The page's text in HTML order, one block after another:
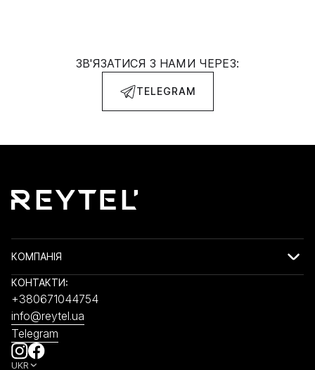
ЗВ'ЯЗАТИСЯ З НАМИ ЧЕРЕЗ:
TELEGRAM
КОМПАНІЯ
КОНТАКТИ:
+380671044754
info@reytel.ua
Telegram
UKR